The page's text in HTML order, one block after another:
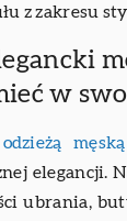
z zakresu
w
męską
elegancji.
ubrania,